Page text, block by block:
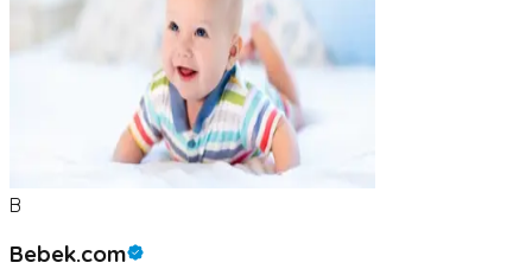
B
Bebek.com